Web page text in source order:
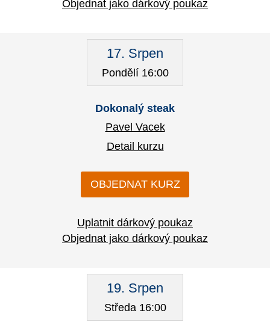
Objednat jako dárkový poukaz
17. Srpen
Pondělí 16:00
Dokonalý steak
Pavel Vacek
Detail kurzu
OBJEDNAT KURZ
Uplatnit dárkový poukaz
Objednat jako dárkový poukaz
19. Srpen
Středa 16:00